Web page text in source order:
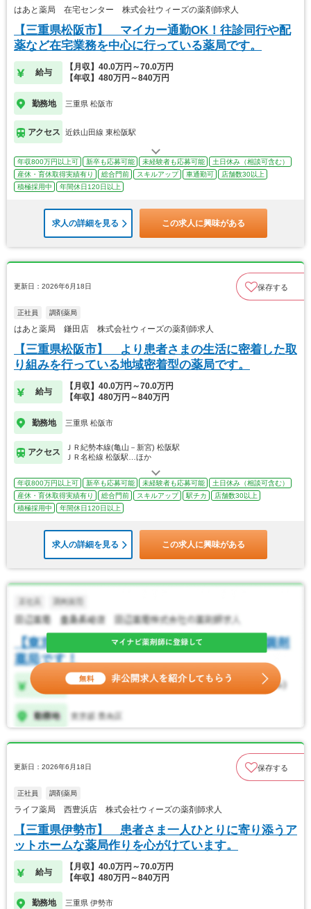
はあと薬局 在宅センター 株式会社ウィーズの薬剤師求人
【三重県松阪市】 マイカー通勤OK！往診同行や配
薬など在宅業務を中心に行っている薬局です。
給与
【月収】40.0万円～70.0万円
【年収】480万円～840万円
勤務地 三重県 松阪市
アクセス 近鉄山田線 東松阪駅
年収800万円以上可 新卒も応募可能 未経験者も応募可能
土日休み（相談可含む）
産休・育休取得実績有り
総合門前 スキルアップ 車通勤可
店舗数30以上
積極採用中
年間休日120日以上
求人の詳細を見る この求人に興味がある
更新日：2026年6月18日 保存する
正社員 調剤薬局
はあと薬局 鎌田店 株式会社ウィーズの薬剤師求人
【三重県松阪市】 より患者さまの生活に密着した取
り組みを行っている地域密着型の薬局です。
給与
【月収】40.0万円～70.0万円
【年収】480万円～840万円
勤務地 三重県 松阪市
アクセス
ＪＲ紀勢本線(亀山－新宮) 松阪駅
ＪＲ名松線 松阪駅…ほか
年収800万円以上可 新卒も応募可能 未経験者も応募可能
土日休み（相談可含む）
産休・育休取得実績有り
総合門前 スキルアップ 駅チカ
店舗数30以上
積極採用中
年間休日120日以上
求人の詳細を見る この求人に興味がある
更新日：2026年6月18日 保存する
正社員 調剤薬局
ライフ薬局 西豊浜店 株式会社ウィーズの薬剤師求人
【三重県伊勢市】 患者さま一人ひとりに寄り添うア
ットホームな薬局作りを心がけています。
給与
【月収】40.0万円～70.0万円
【年収】480万円～840万円
勤務地 三重県 伊勢市